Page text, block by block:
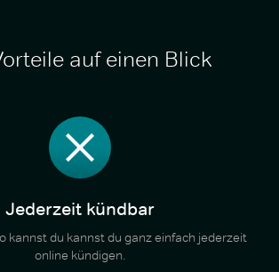
auf einen Blick
Jederzeit kündbar
kannst du kannst du ganz einfach jederzeit
online kündigen.